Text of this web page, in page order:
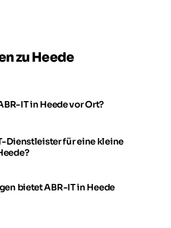
zu Heede
IT in Heede vor Ort?
Dienstleister für eine kleine
bietet ABR-IT in Heede